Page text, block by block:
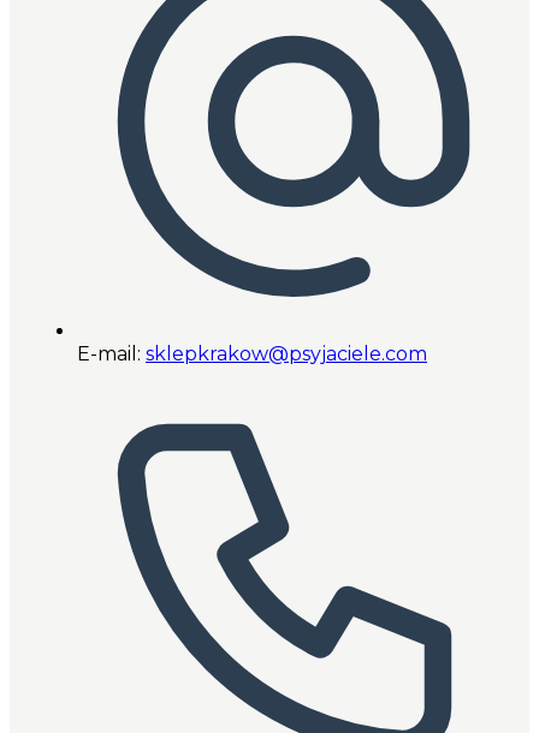
E-mail: sklepkrakow@psyjaciele.com